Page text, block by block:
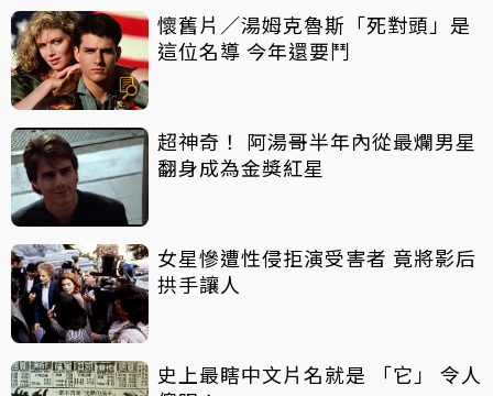
懷舊片／湯姆克魯斯「死對頭」是
這位名導 今年還要鬥
超神奇！ 阿湯哥半年內從最爛男星
翻身成為金獎紅星
女星慘遭性侵拒演受害者 竟將影后
拱手讓人
史上最瞎中文片名就是 「它」 令人